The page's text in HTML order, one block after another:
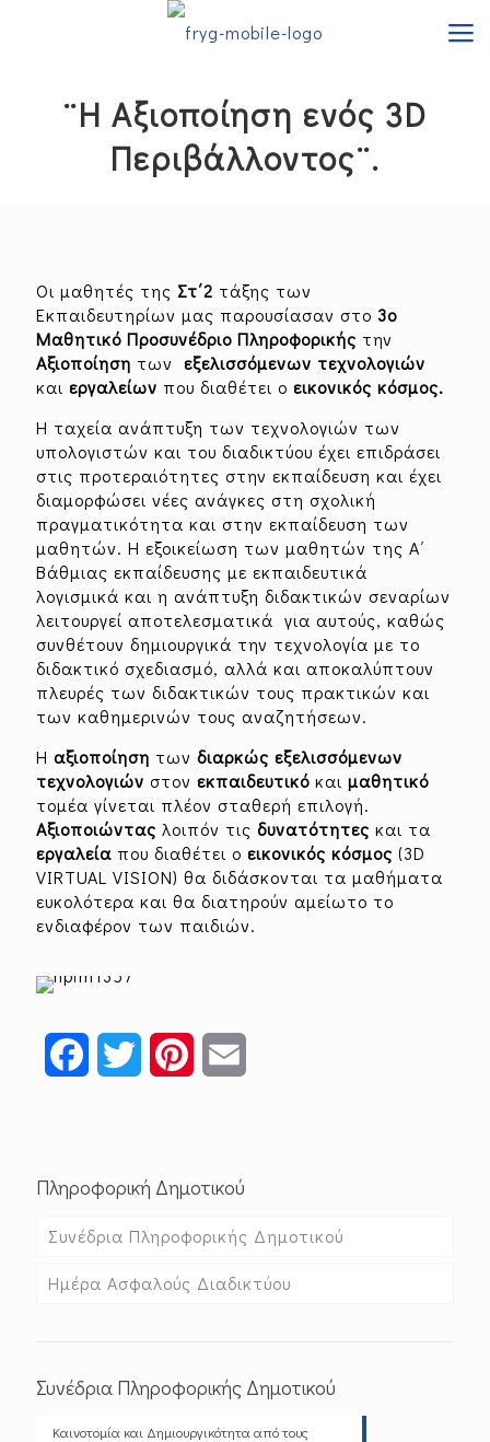
¨Η Αξιοποίηση ενός 3D
Περιβάλλοντος¨.
Οι μαθητές της Στ΄2 τάξης των
Εκπαιδευτηρίων μας παρουσίασαν στο 3ο
Μαθητικό Προσυνέδριο Πληροφορικής την
Aξιοποίηση των εξελισσόμενων τεχνολογιών
και εργαλείων που διαθέτει ο εικονικός κόσμος.
Η ταχεία ανάπτυξη των τεχνολογιών των
υπολογιστών και του διαδικτύου έχει επιδράσει
στις προτεραιότητες στην εκπαίδευση και έχει
διαμορφώσει νέες ανάγκες στη σχολική
πραγματικότητα και στην εκπαίδευση των
μαθητών. Η εξοικείωση των μαθητών της Α΄
Βάθμιας εκπαίδευσης με εκπαιδευτικά
λογισμικά και η ανάπτυξη διδακτικών σεναρίων
λειτουργεί αποτελεσματικά για αυτούς, καθώς
συνθέτουν δημιουργικά την τεχνολογία με το
διδακτικό σχεδιασμό, αλλά και αποκαλύπτουν
πλευρές των διδακτικών τους πρακτικών και
των καθημερινών τους αναζητήσεων.
Η αξιοποίηση των διαρκώς εξελισσόμενων
τεχνολογιών στον εκπαιδευτικό και μαθητικό
τομέα γίνεται πλέον σταθερή επιλογή.
Αξιοποιώντας λοιπόν τις δυνατότητες και τα
εργαλεία που διαθέτει ο εικονικός κόσμος (3D
VIRTUAL VISION) θα διδάσκονται τα μαθήματα
ευκολότερα και θα διατηρούν αμείωτο το
ενδιαφέρον των παιδιών.
FacebookTwitter Pinterest
Πληροφορική Δημοτικού
Συνέδρια Πληροφορικής Δημοτικού
Ημέρα Ασφαλούς Διαδικτύου
Συνέδρια Πληροφορικής Δημοτικού
Καινοτομία και Δημιουργικότητα από τους